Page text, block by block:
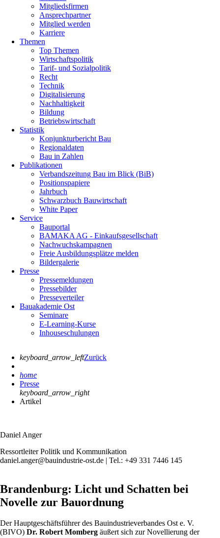
Mitgliedsfirmen
Ansprechpartner
Mitglied werden
Karriere
Themen
Top Themen
Wirtschaftspolitik
Tarif- und Sozialpolitik
Recht
Technik
Digitalisierung
Nachhaltigkeit
Bildung
Betriebswirtschaft
Statistik
Konjunkturbericht Bau
Regionaldaten
Bau in Zahlen
Publikationen
Verbandszeitung Bau im Blick (BiB)
Positionspapiere
Jahrbuch
Schwarzbuch Bauwirtschaft
White Paper
Service
Bauportal
BAMAKA AG - Einkaufsgesellschaft
Nachwuchskampagnen
Freie Ausbildungsplätze melden
Bildergalerie
Presse
Pressemeldungen
Pressebilder
Presseverteiler
Bauakademie Ost
Seminare
E-Learning-Kurse
Inhouseschulungen
keyboard_arrow_leftZurück
home
Presse
keyboard_arrow_right
Artikel
Daniel Anger
Ressortleiter Politik und Kommunikation
daniel.anger@bauindustrie-ost.de | Tel.: +49 331 7446 145
Brandenburg: Licht und Schatten bei
Novelle zur Bauordnung
Der Hauptgeschäftsführer des Bauindustrieverbandes Ost e. V.
(BIVO) Dr. Robert Momberg äußert sich zur Novellierung der